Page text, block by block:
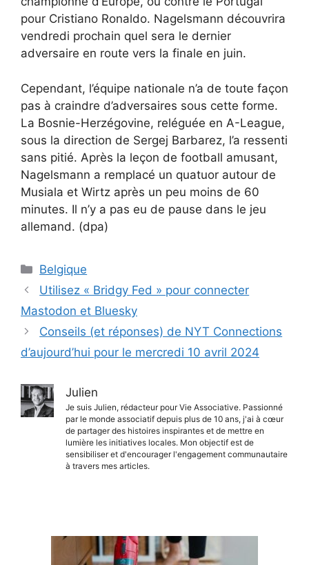
pour Cristiano Ronaldo. Nagelsmann découvrira
vendredi prochain quel sera le dernier
adversaire en route vers la finale en juin.
Cependant, l’équipe nationale n’a de toute façon
pas à craindre d’adversaires sous cette forme.
La Bosnie-Herzégovine, reléguée en A-League,
sous la direction de Sergej Barbarez, l’a ressenti
sans pitié. Après la leçon de football amusant,
Nagelsmann a remplacé un quatuor autour de
Musiala et Wirtz après un peu moins de 60
minutes. Il n’y a pas eu de pause dans le jeu
allemand. (dpa)
Catégories
Belgique
Utilisez « Bridgy Fed » pour connecter
Mastodon et Bluesky
Conseils (et réponses) de NYT Connections
d’aujourd’hui pour le mercredi 10 avril 2024
Julien
Je suis Julien, rédacteur pour Vie Associative. Passionné
par le monde associatif depuis plus de 10 ans, j'ai à cœur
de partager des histoires inspirantes et de mettre en
lumière les initiatives locales. Mon objectif est de
sensibiliser et d'encourager l'engagement communautaire
à travers mes articles.